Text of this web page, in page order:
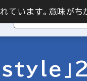
ています。意味がち
style